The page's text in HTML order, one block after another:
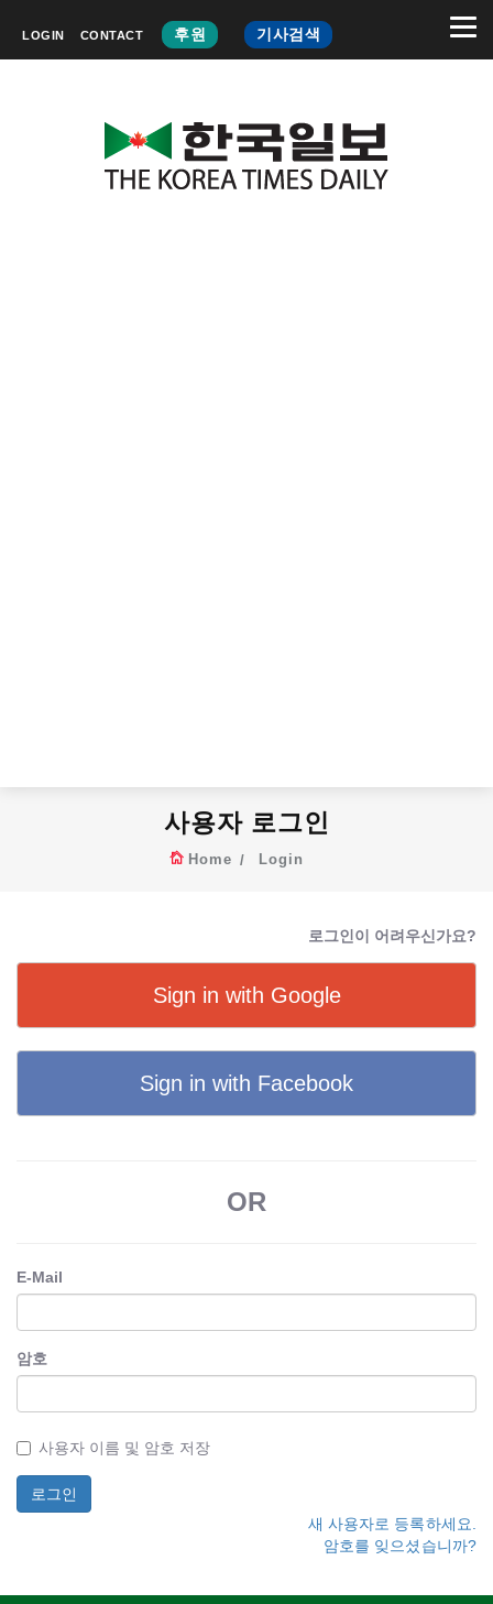
LOGIN CONTACT 후원 기사검색
사용자 로그인
Home Login
로그인이 어려우신가요?
Sign in with Google
Sign in with Facebook
OR
E-Mail
암호
사용자 이름 및 암호 저장
새 사용자로 등록하세요.
암호를 잊으셨습니까?